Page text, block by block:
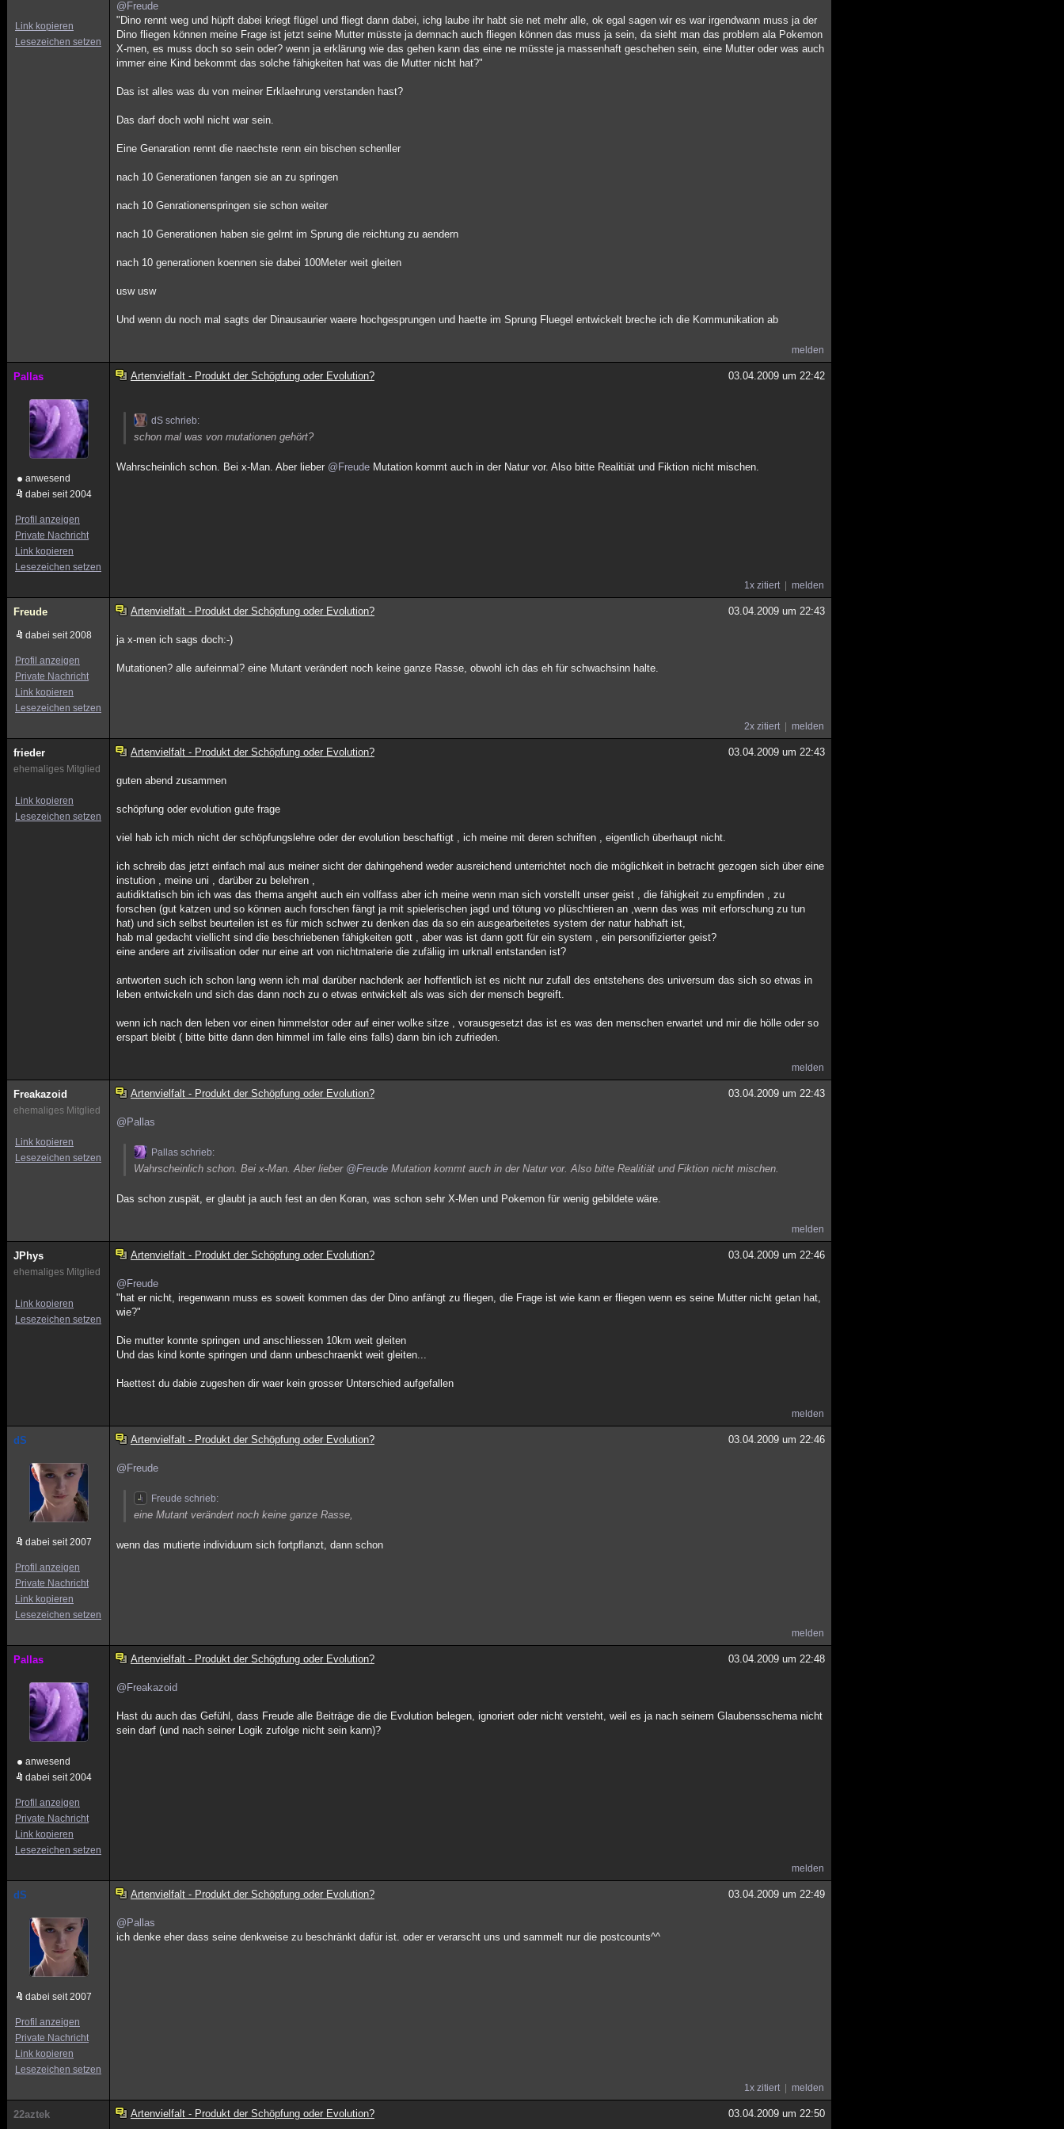
Link kopieren
Lesezeichen setzen
@Freude
"Dino rennt weg und hüpft dabei kriegt flügel und fliegt dann dabei, ichg laube ihr habt sie net mehr alle, ok egal sagen wir es war irgendwann muss ja der
Dino fliegen können meine Frage ist jetzt seine Mutter müsste ja demnach auch fliegen können das muss ja sein, da sieht man das problem ala Pokemon
X-men, es muss doch so sein oder? wenn ja erklärung wie das gehen kann das eine ne müsste ja massenhaft geschehen sein, eine Mutter oder was auch
immer eine Kind bekommt das solche fähigkeiten hat was die Mutter nicht hat?"
Das ist alles was du von meiner Erklaehrung verstanden hast?
Das darf doch wohl nicht war sein.
Eine Genaration rennt die naechste renn ein bischen schenller
nach 10 Generationen fangen sie an zu springen
nach 10 Genrationenspringen sie schon weiter
nach 10 Generationen haben sie gelrnt im Sprung die reichtung zu aendern
nach 10 generationen koennen sie dabei 100Meter weit gleiten
usw usw
Und wenn du noch mal sagts der Dinausaurier waere hochgesprungen und haette im Sprung Fluegel entwickelt breche ich die Kommunikation ab
melden
Pallas
anwesend
dabei seit 2004
Profil anzeigen
Private Nachricht
Link kopieren
Lesezeichen setzen
Artenvielfalt - Produkt der Schöpfung oder Evolution? 03.04.2009 um 22:42
dS schrieb:
schon mal was von mutationen gehört?
Wahrscheinlich schon. Bei x-Man. Aber lieber @Freude Mutation kommt auch in der Natur vor. Also bitte Realitiät und Fiktion nicht mischen.
1x zitiert melden
Freude
dabei seit 2008
Profil anzeigen
Private Nachricht
Link kopieren
Lesezeichen setzen
Artenvielfalt - Produkt der Schöpfung oder Evolution? 03.04.2009 um 22:43
ja x-men ich sags doch:-)
Mutationen? alle aufeinmal? eine Mutant verändert noch keine ganze Rasse, obwohl ich das eh für schwachsinn halte.
2x zitiert melden
frieder
ehemaliges Mitglied
Link kopieren
Lesezeichen setzen
Artenvielfalt - Produkt der Schöpfung oder Evolution? 03.04.2009 um 22:43
guten abend zusammen
schöpfung oder evolution gute frage
viel hab ich mich nicht der schöpfungslehre oder der evolution beschaftigt , ich meine mit deren schriften , eigentlich überhaupt nicht.
ich schreib das jetzt einfach mal aus meiner sicht der dahingehend weder ausreichend unterrichtet noch die möglichkeit in betracht gezogen sich über eine
instution , meine uni , darüber zu belehren ,
autidiktatisch bin ich was das thema angeht auch ein vollfass aber ich meine wenn man sich vorstellt unser geist , die fähigkeit zu empfinden , zu
forschen (gut katzen und so können auch forschen fängt ja mit spielerischen jagd und tötung vo plüschtieren an ,wenn das was mit erforschung zu tun
hat) und sich selbst beurteilen ist es für mich schwer zu denken das da so ein ausgearbeitetes system der natur habhaft ist,
hab mal gedacht viellicht sind die beschriebenen fähigkeiten gott , aber was ist dann gott für ein system , ein personifizierter geist?
eine andere art zivilisation oder nur eine art von nichtmaterie die zufäliig im urknall entstanden ist?
antworten such ich schon lang wenn ich mal darüber nachdenk aer hoffentlich ist es nicht nur zufall des entstehens des universum das sich so etwas in
leben entwickeln und sich das dann noch zu o etwas entwickelt als was sich der mensch begreift.
wenn ich nach den leben vor einen himmelstor oder auf einer wolke sitze , vorausgesetzt das ist es was den menschen erwartet und mir die hölle oder so
erspart bleibt ( bitte bitte dann den himmel im falle eins falls) dann bin ich zufrieden.
melden
Freakazoid
ehemaliges Mitglied
Link kopieren
Lesezeichen setzen
Artenvielfalt - Produkt der Schöpfung oder Evolution? 03.04.2009 um 22:43
@Pallas
Pallas schrieb:
Wahrscheinlich schon. Bei x-Man. Aber lieber @Freude Mutation kommt auch in der Natur vor. Also bitte Realitiät und Fiktion nicht mischen.
Das schon zuspät, er glaubt ja auch fest an den Koran, was schon sehr X-Men und Pokemon für wenig gebildete wäre.
melden
JPhys
ehemaliges Mitglied
Link kopieren
Lesezeichen setzen
Artenvielfalt - Produkt der Schöpfung oder Evolution? 03.04.2009 um 22:46
@Freude
"hat er nicht, iregenwann muss es soweit kommen das der Dino anfängt zu fliegen, die Frage ist wie kann er fliegen wenn es seine Mutter nicht getan hat,
wie?"
Die mutter konnte springen und anschliessen 10km weit gleiten
Und das kind konte springen und dann unbeschraenkt weit gleiten...
Haettest du dabie zugeshen dir waer kein grosser Unterschied aufgefallen
melden
dS
dabei seit 2007
Profil anzeigen
Private Nachricht
Link kopieren
Lesezeichen setzen
Artenvielfalt - Produkt der Schöpfung oder Evolution? 03.04.2009 um 22:46
@Freude
Freude schrieb:
eine Mutant verändert noch keine ganze Rasse,
wenn das mutierte individuum sich fortpflanzt, dann schon
melden
Pallas
anwesend
dabei seit 2004
Profil anzeigen
Private Nachricht
Link kopieren
Lesezeichen setzen
Artenvielfalt - Produkt der Schöpfung oder Evolution? 03.04.2009 um 22:48
@Freakazoid
Hast du auch das Gefühl, dass Freude alle Beiträge die die Evolution belegen, ignoriert oder nicht versteht, weil es ja nach seinem Glaubensschema nicht
sein darf (und nach seiner Logik zufolge nicht sein kann)?
melden
dS
dabei seit 2007
Profil anzeigen
Private Nachricht
Link kopieren
Lesezeichen setzen
Artenvielfalt - Produkt der Schöpfung oder Evolution? 03.04.2009 um 22:49
@Pallas
ich denke eher dass seine denkweise zu beschränkt dafür ist. oder er verarscht uns und sammelt nur die postcounts^^
1x zitiert melden
22aztek Artenvielfalt - Produkt der Schöpfung oder Evolution? 03.04.2009 um 22:50